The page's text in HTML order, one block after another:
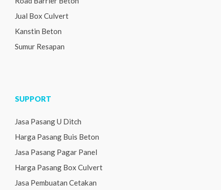
Jual Box Culvert
Kanstin Beton
Sumur Resapan
SUPPORT
Jasa Pasang U Ditch
Harga Pasang Buis Beton
Jasa Pasang Pagar Panel
Harga Pasang Box Culvert
Jasa Pembuatan Cetakan